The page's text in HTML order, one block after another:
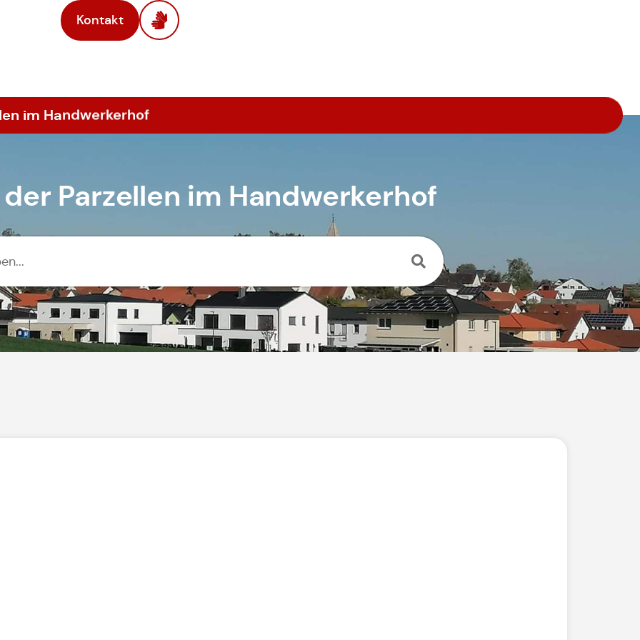
Kontakt
im Handwerkerhof
Parzellen im Handwerkerhof